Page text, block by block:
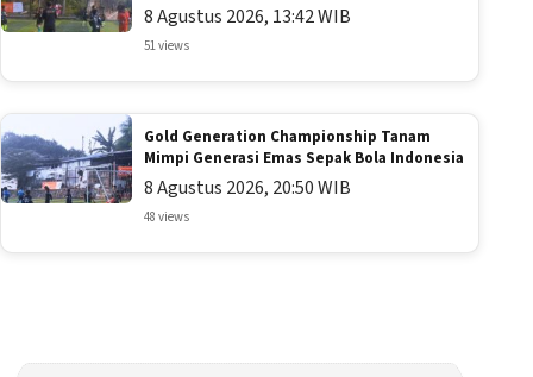
8 Agustus 2026, 13:42 WIB
51 views
Gold Generation Championship Tanam
Mimpi Generasi Emas Sepak Bola Indonesia
8 Agustus 2026, 20:50 WIB
48 views